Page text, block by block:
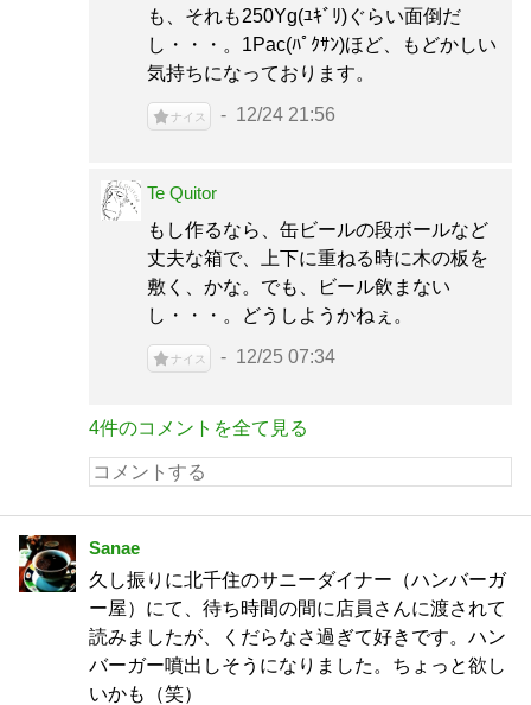
も、それも250Yg(ﾕｷﾞﾘ)ぐらい面倒だ
し・・・。1Pac(ﾊﾟｸｻﾝ)ほど、もどかしい
気持ちになっております。
ナイス 12/24 21:56
Te Quitor
もし作るなら、缶ビールの段ボールなど
丈夫な箱で、上下に重ねる時に木の板を
敷く、かな。でも、ビール飲まない
し・・・。どうしようかねぇ。
ナイス 12/25 07:34
4件のコメントを全て見る
Sanae
久し振りに北千住のサニーダイナー（ハンバーガ
ー屋）にて、待ち時間の間に店員さんに渡されて
読みましたが、くだらなさ過ぎて好きです。ハン
バーガー噴出しそうになりました。ちょっと欲し
いかも（笑）